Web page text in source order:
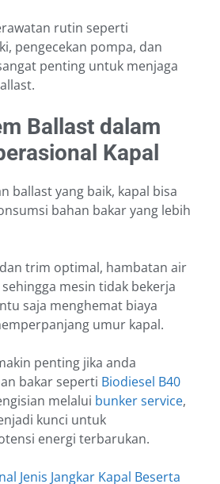
rutin seperti
pengecekan pompa, dan
penting untuk menjaga
Ballast dalam
Kapal
ballast yang baik, kapal bisa
bahan bakar yang lebih
trim optimal, hambatan air
mesin tidak bekerja
saja menghemat biaya
umur kapal.
penting jika anda
bakar seperti Biodiesel B40
melalui bunker service,
kunci untuk
energi terbarukan.
Jenis Jangkar Kapal Beserta